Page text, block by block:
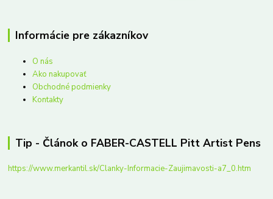
Informácie pre zákazníkov
O nás
Ako nakupovať
Obchodné podmienky
Kontakty
Tip - Článok o FABER-CASTELL Pitt Artist Pens
https://www.merkantil.sk/Clanky-Informacie-Zaujimavosti-a7_0.htm